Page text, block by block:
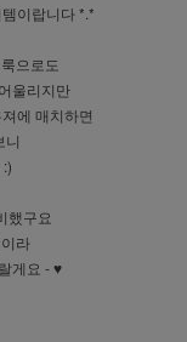
이랍니다 *.*
으로도
울리지만
에 매치하면
니
했구요
라
게요 - ♥